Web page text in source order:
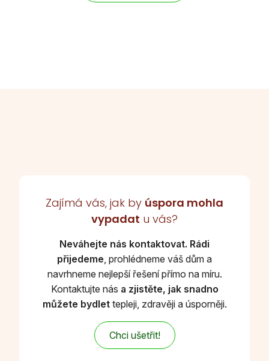
Zajímá vás, jak by úspora mohla
vypadat u vás?
Neváhejte nás kontaktovat. Rádi
přijedeme, prohlédneme váš dům a
navrhneme nejlepší řešení přímo na míru.
Kontaktujte nás a zjistěte, jak snadno
můžete bydlettepleji, zdravěji a úsporněji.
Chci ušetřit!